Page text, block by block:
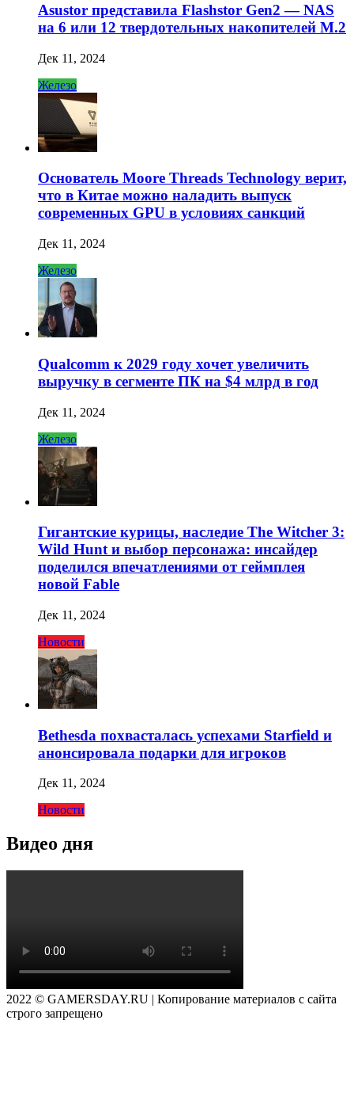
Asustor представила Flashstor Gen2 — NAS
на 6 или 12 твердотельных накопителей M.2
Дек 11, 2024
Железо
Основатель Moore Threads Technology верит,
что в Китае можно наладить выпуск
современных GPU в условиях санкций
Дек 11, 2024
Железо
Qualcomm к 2029 году хочет увеличить
выручку в сегменте ПК на $4 млрд в год
Дек 11, 2024
Железо
Гигантские курицы, наследие The Witcher 3:
Wild Hunt и выбор персонажа: инсайдер
поделился впечатлениями от геймплея
новой Fable
Дек 11, 2024
Новости
Bethesda похвасталась успехами Starfield и
анонсировала подарки для игроков
Дек 11, 2024
Новости
Видео дня
2022 © GAMERSDAY.RU | Копирование материалов с сайта
строго запрещено